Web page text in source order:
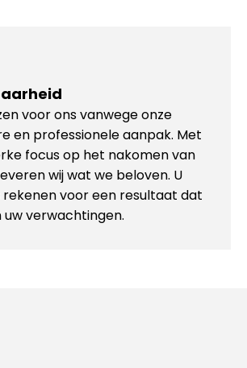
voor ons vanwege onze
en professionele aanpak. Met
focus op het nakomen van
wij wat we beloven. U
rekenen voor een resultaat dat
verwachtingen.